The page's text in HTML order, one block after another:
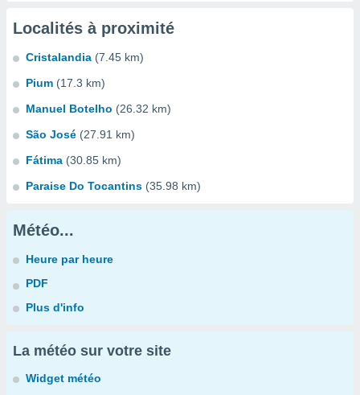
Localités à proximité
Cristalandia (7.45 km)
Pium (17.3 km)
Manuel Botelho (26.32 km)
São José (27.91 km)
Fátima (30.85 km)
Paraise Do Tocantins (35.98 km)
Météo...
Heure par heure
PDF
Plus d'info
La météo sur votre site
Widget météo